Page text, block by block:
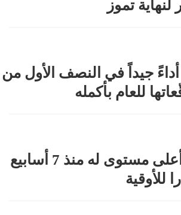
جيداً في النصف الأول من
للعام بأكمله
الذهب يسجل أعلى مستوى له منذ 7 أسابيع